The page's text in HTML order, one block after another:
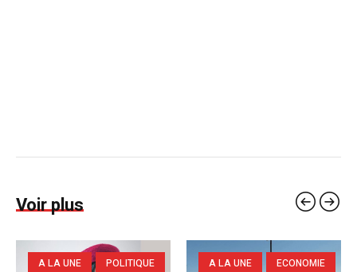
Voir plus
A LA UNE
POLITIQUE
A LA UNE
ECONOMIE